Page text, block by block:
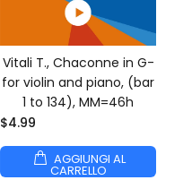
Vitali T., Chaconne in G-
for violin and piano, (bar
1 to 134), MM=46h
$4.99
AGGIUNGI AL
CARRELLO